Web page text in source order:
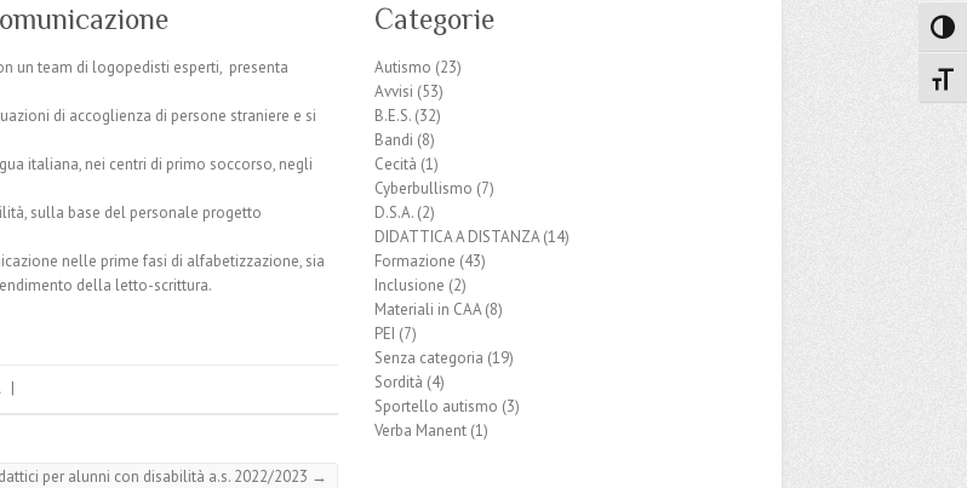
un team di logopedisti esperti, presenta
di accoglienza di persone straniere e si
italiana, nei centri di primo soccorso, negli
sulla base del personale progetto
nelle prime fasi di alfabetizzazione, sia
della letto-scrittura.
|
per alunni con disabilità a.s. 2022/2023 →
Categorie
Autismo (23)
Avvisi (53)
B.E.S.(32)
Bandi (8)
Cecità (1)
Cyberbullismo (7)
D.S.A.(2)
DIDATTICA A DISTANZA(14)
Formazione (43)
Inclusione (2)
Materiali in CAA(8)
PEI (7)
Senza categoria (19)
Sordità (4)
Sportello autismo (3)
Verba Manent(1)